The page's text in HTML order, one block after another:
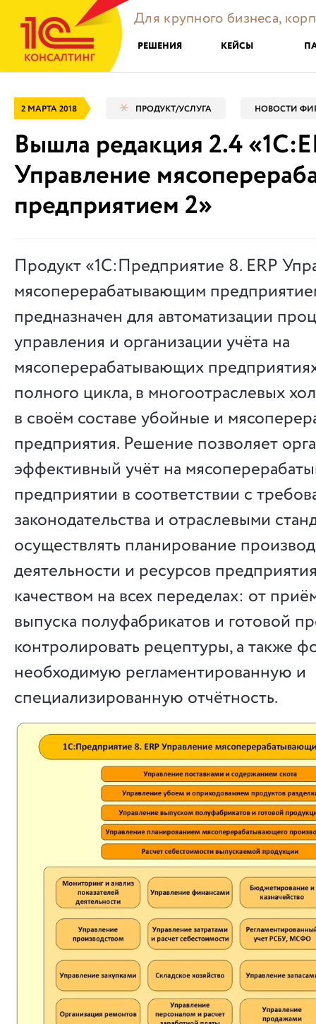
Для крупного бизнеса,
РЕШЕНИЯ КЕЙСЫ
2 МАРТА 2018 ПРОДУКТ/УСЛУГА НОВОСТИ
Вышла редакция 2.4
Управление
предприятием 2»
Продукт «1С:Предприятие 8. ERP
мясоперерабатывающим
предназначен для автоматизации
управления и организации учёта на
мясоперерабатывающих
полного цикла, в многоотраслевых
в своём составе убойные и
предприятия. Решение позволяет
эффективный учёт на
предприятии в соответствии с
законодательства и отраслевыми
осуществлять планирование
деятельности и ресурсов
качеством на всех переделах: от
выпуска полуфабрикатов и готовой
контролировать рецептуры, а также
необходимую регламентированную и
специализированную отчётность.